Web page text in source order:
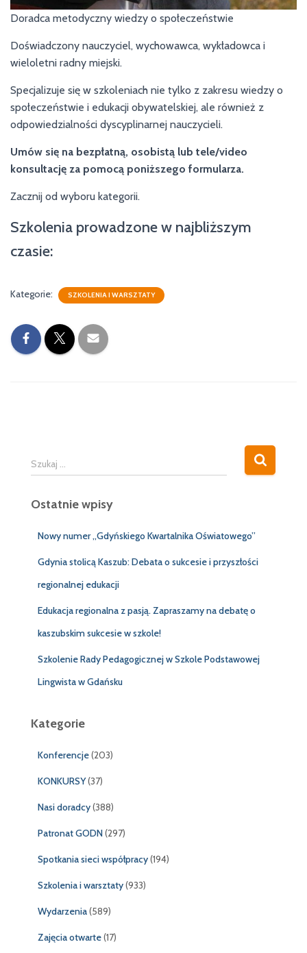
Doradca metodyczny wiedzy o społeczeństwie
Doświadczony nauczyciel, wychowawca, wykładowca i
wieloletni radny miejski.
Specjalizuje się w szkoleniach nie tylko z zakresu wiedzy o
społeczeństwie i edukacji obywatelskiej, ale również z
odpowiedzialności dyscyplinarnej nauczycieli.
Umów się na bezpłatną, osobistą lub tele/video
konsultację za pomocą poniższego formularza.
Zacznij od wyboru kategorii.
Szkolenia prowadzone w najbliższym
czasie:
Kategorie: SZKOLENIA I WARSZTATY
S
z
k
Szukaj …
Ostatnie wpisy
Nowy numer „Gdyńskiego Kwartalnika Oświatowego”
Gdynia stolicą Kaszub: Debata o sukcesie i przyszłości
regionalnej edukacji
Edukacja regionalna z pasją. Zapraszamy na debatę o
kaszubskim sukcesie w szkole!
Szkolenie Rady Pedagogicznej w Szkole Podstawowej
Lingwista w Gdańsku
Kategorie
Konferencje(203)
KONKURSY(37)
Nasi doradcy(388)
Patronat GODN(297)
Spotkania sieci współpracy(194)
Szkolenia i warsztaty(933)
Wydarzenia(589)
Zajęcia otwarte(17)